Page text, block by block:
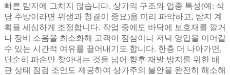
빠른 탐지에 그치지 않습니다. 상가의 구조와 업종 특성(예: 식
당 주방이라면 위생과 청결이 중요)을 미리 파악하고, 탐지 계
획을 세심하게 조정합니다. 작업 중에도 바닥에 보호재를 깔거
나 장비 소음을 최소화해 고객이 점심이나 저녁 영업을 이어갈
수 있는 시간적 여유를 끌어내기도 합니다. 한층 더 나아가면,
단순히 파손만 찾아내는 것을 넘어 향후 재발 방지를 위한 배
관 상태 점검 조언도 제공하여 상가주의 불안을 완전히 해소해